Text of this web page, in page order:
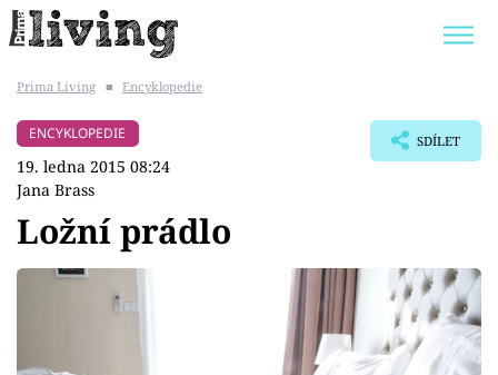
BYDLENÍ SLAVNÝCH
Témata
Prima Living ■ Encyklopedie
ENCYKLOPEDIE
19. ledna 2015 08:24
Jana Brass
SDÍLET
Ložní prádlo